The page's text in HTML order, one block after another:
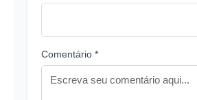
Comentário *